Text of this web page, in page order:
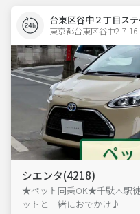
台東区谷中２丁目ス
東京都台東区谷中2-7-16
シエンタ(4218)
★ペット同乗OK★千駄木駅
ットと一緒におでかけ♪